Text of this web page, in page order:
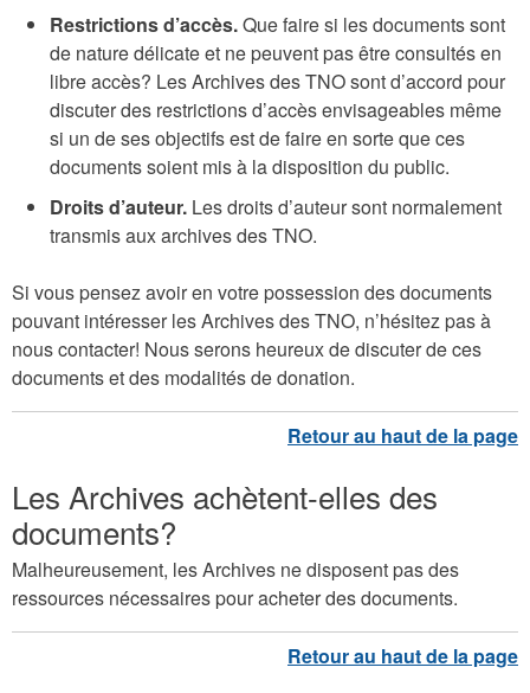
Restrictions d’accès.Que faire si les documents sont
de nature délicate et ne peuvent pas être consultés en
libre accès? Les Archives des TNO sont d’accord pour
discuter des restrictions d’accès envisageables même
si un de ses objectifs est de faire en sorte que ces
documents soient mis à la disposition du public.
Droits d’auteur. Les droits d’auteur sont normalement
transmis aux archives des TNO.
Si vous pensez avoir en votre possession des documents
pouvant intéresser les Archives des TNO, n’hésitez pas à
nous contacter! Nous serons heureux de discuter de ces
documents et des modalités de donation.
Les Archives achètent-elles des
documents?
Malheureusement, les Archives ne disposent pas des
ressources nécessaires pour acheter des documents.